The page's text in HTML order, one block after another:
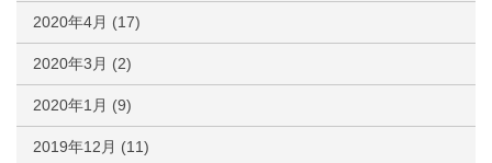
2020年4月 (17)
2020年3月 (2)
2020年1月 (9)
2019年12月 (11)